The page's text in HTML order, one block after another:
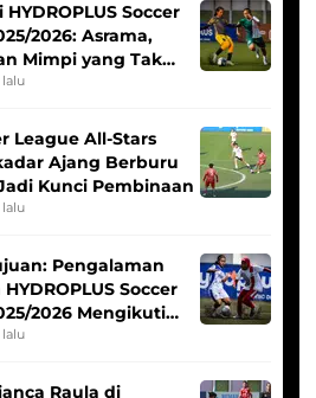
Soccer
2026: Asrama,
Mimpi yang Tak
League All-Stars
Ajang Berburu
Kunci Pembinaan
Pengalaman
Soccer
2026 Mengikuti
Putri
Raula di